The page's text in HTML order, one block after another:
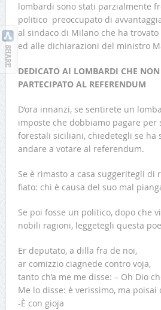
lombardi sono stati parzialmente
politico preoccupato di
al sindaco di Milano che ha
ed alle dichiarazioni del ministro
DEDICATO AI LOMBARDI CHE
PARTECIPATO AL REFERENDUM
D’ora innanzi, se sentirete un
imposte che dobbiamo pagare per
forestali siciliani, chiedetegli se ha
andare a votare al referendum.
Se è rimasto a casa suggeritegli di
fiato: chi è causa del suo mal
Se poi fosse un politico, dopo che
nobili ragioni, leggetegli questa
Er deputato, a dilla fra de noi,
ar comizzio ciagnede contro voja,
tanto ch’a me me disse: – Oh Dio
Me lo disse: è verissimo, ma poisai
-È con gioja